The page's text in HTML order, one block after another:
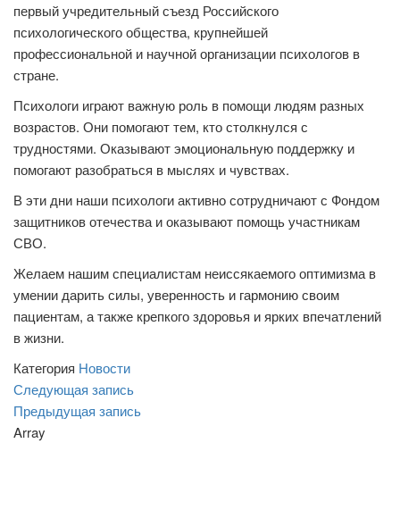
первый учредительный съезд Российского
психологического общества, крупнейшей
профессиональной и научной организации психологов в
стране.
Психологи играют важную роль в помощи людям разных
возрастов. Они помогают тем, кто столкнулся с
трудностями. Оказывают эмоциональную поддержку и
помогают разобраться в мыслях и чувствах.
В эти дни наши психологи активно сотрудничают с Фондом
защитников отечества и оказывают помощь участникам
СВО.
Желаем нашим специалистам неиссякаемого оптимизма в
умении дарить силы, уверенность и гармонию своим
пациентам, а также крепкого здоровья и ярких впечатлений
в жизни.
Категория Новости
Навигация
по
записям
Следующая записьСледующая
запись
Предыдущая записьПредыдущая
Array